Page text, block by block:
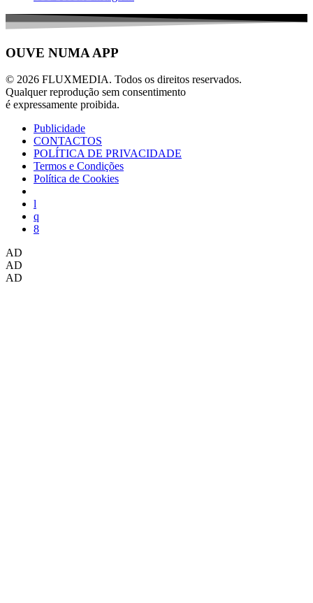
OUVE NUMA APP
© 2026 FLUXMEDIA. Todos os direitos reservados.
Qualquer reprodução sem consentimento
é expressamente proibida.
Publicidade
CONTACTOS
POLÍTICA DE PRIVACIDADE
Termos e Condições
Política de Cookies
AD
AD
AD